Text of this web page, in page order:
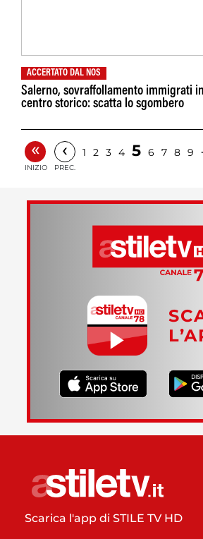
ACCERTATO DAL NOS
Salerno, sovraffollamento immigrati
centro storico: scatta lo sgombero
«
INIZIO
‹
PREC.
1 2 3 4 5 6 7 8 9
Scarica l'app di STILE TV HD